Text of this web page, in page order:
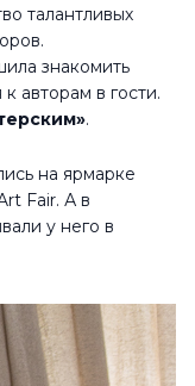
талантливых
знакомить
авторам в гости.
.
на ярмарке
Fair. А в
у него в